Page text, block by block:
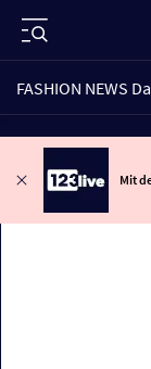
FASHION NEWS
Mit